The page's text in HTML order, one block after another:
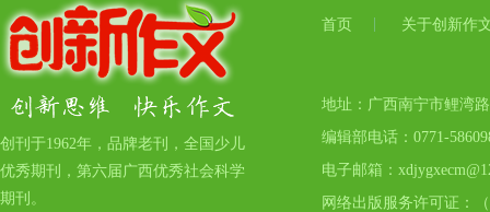
创刊于1962年，品牌老刊，全国少儿
优秀期刊，第六届广西优秀社会科学
期刊。
首页 关于创新作
地址：广西南宁市鲤湾
编辑部电话：0771-
电子邮箱：
网络出版服务许可证：